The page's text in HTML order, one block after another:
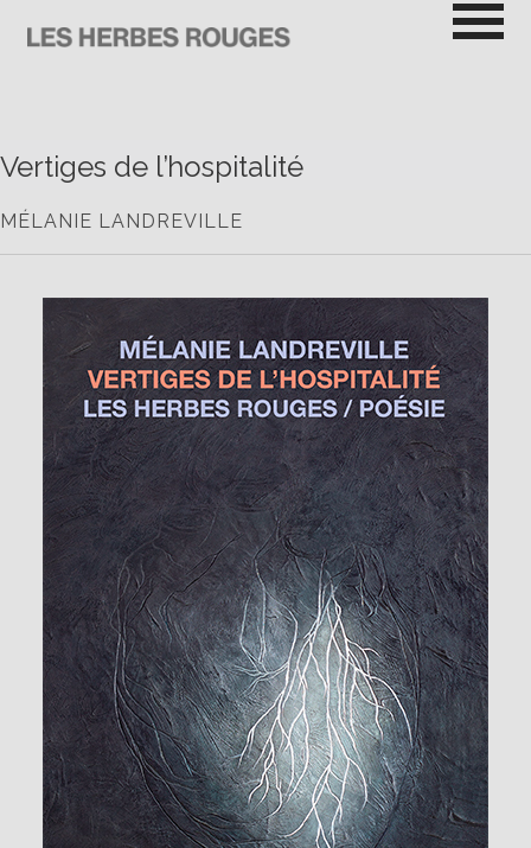
contenu
Vertiges de l’hospitalité
MÉLANIE LANDREVILLE